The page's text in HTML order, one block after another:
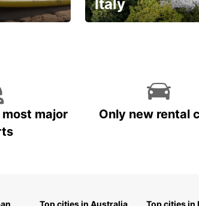
Italy
major
Only new rental